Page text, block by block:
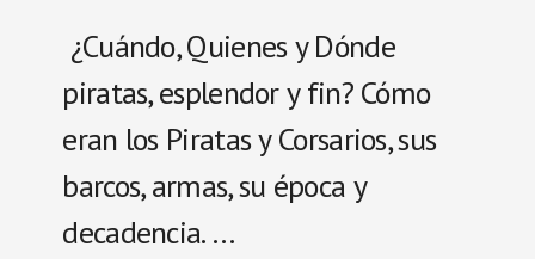
¿Cuándo, Quienes y Dónde
piratas, esplendor y fin? Cómo
eran los Piratas y Corsarios, sus
barcos, armas, su época y
decadencia. …